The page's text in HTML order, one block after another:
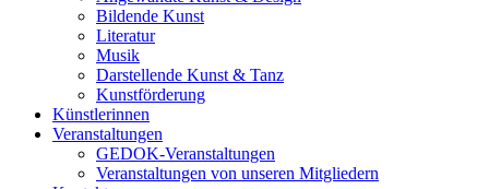
Bildende Kunst
Literatur
Musik
Darstellende Kunst & Tanz
Kunstförderung
Künstlerinnen
Veranstaltungen
GEDOK-Veranstaltungen
Veranstaltungen von unseren Mitgliedern